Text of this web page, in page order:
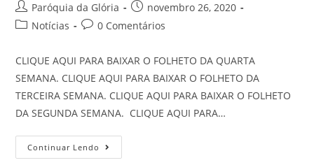
Paróquia da Glória
novembro 26, 2020
Notícias
0 Comentários
CLIQUE AQUI PARA BAIXAR O FOLHETO DA QUARTA
SEMANA. CLIQUE AQUI PARA BAIXAR O FOLHETO DA
TERCEIRA SEMANA. CLIQUE AQUI PARA BAIXAR O FOLHETO
DA SEGUNDA SEMANA. CLIQUE AQUI PARA…
Continuar Lendo